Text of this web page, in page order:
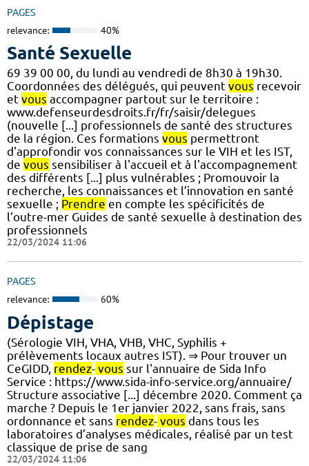
PAGES
relevance: 40%
Santé Sexuelle
69 39 00 00, du lundi au vendredi de 8h30 à 19h30.
Coordonnées des délégués, qui peuvent vous recevoir
et vous accompagner partout sur le territoire :
www.defenseurdesdroits.fr/fr/saisir/delegues
(nouvelle [...] professionnels de santé des structures
de la région. Ces formations vous permettront
d'approfondir vos connaissances sur le VIH et les IST,
de vous sensibiliser à l'accueil et à l'accompagnement
des différents [...] plus vulnérables ; Promouvoir la
recherche, les connaissances et l’innovation en santé
sexuelle ; Prendre en compte les spécificités de
l’outre-mer Guides de santé sexuelle à destination des
professionnels
22/03/2024 11:06
PAGES
relevance: 60%
Dépistage
(Sérologie VIH, VHA, VHB, VHC, Syphilis +
prélèvements locaux autres IST). ⇒ Pour trouver un
CeGIDD, rendez- vous sur l'annuaire de Sida Info
Service : https://www.sida-info-service.org/annuaire/
Structure associative [...] décembre 2020. Comment ça
marche ? Depuis le 1er janvier 2022, sans frais, sans
ordonnance et sans rendez- vous dans tous les
laboratoires d’analyses médicales, réalisé par un test
classique de prise de sang
22/03/2024 11:06